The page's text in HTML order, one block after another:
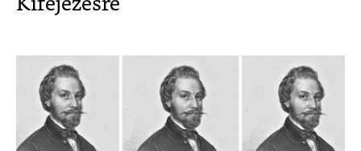
Kifejezésre